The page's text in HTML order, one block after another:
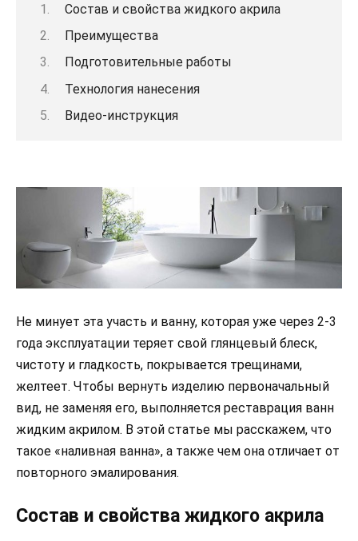
Состав и свойства жидкого акрила
Преимущества
Подготовительные работы
Технология нанесения
Видео-инструкция
Не минует эта участь и ванну, которая уже через 2-3
года эксплуатации теряет свой глянцевый блеск,
чистоту и гладкость, покрывается трещинами,
желтеет. Чтобы вернуть изделию первоначальный
вид, не заменяя его, выполняется реставрация ванн
жидким акрилом. В этой статье мы расскажем, что
такое «наливная ванна», а также чем она отличает от
повторного эмалирования.
Состав и свойства жидкого акрила